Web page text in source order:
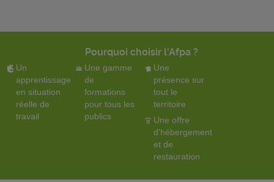
Pourquoi choisir l'Afpa ?
Un
apprentissage
en situation
réelle de
travail
Une gamme
de
formations
pour tous les
publics
Une
présence sur
tout le
territoire
Une offre
d'hébergement
et de
restauration